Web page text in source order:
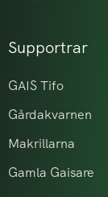
Supportrar
GAIS Tifo
Gårdakvarnen
Makrillarna
Gamla Gaisare